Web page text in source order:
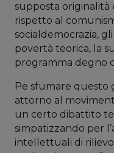
supposta originalità
rispetto al
socialdemocrazia,
povertà teorica, la
programma degno
Pe sfumare questo
attorno al
un certo dibattito
simpatizzando per
intellettuali di